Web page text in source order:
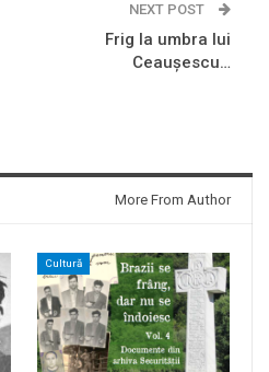
NEXT POST
Frig la umbra lui
Ceauşescu…
More From Author
Cultură